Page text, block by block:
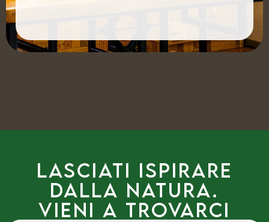
Lasciati ispirare
dalla natura.
Vieni a trovarci